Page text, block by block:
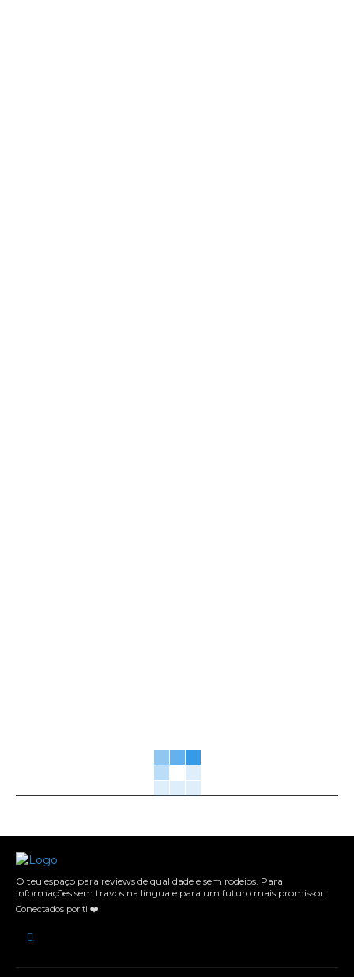
O teu espaço para reviews de qualidade e sem rodeios. Para
informações sem travos na língua e para um futuro mais promissor.
Conectados por ti ❤️